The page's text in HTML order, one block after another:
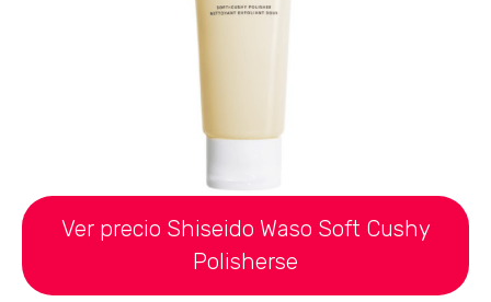
Ver precio Shiseido Waso Soft Cushy
Polisherse